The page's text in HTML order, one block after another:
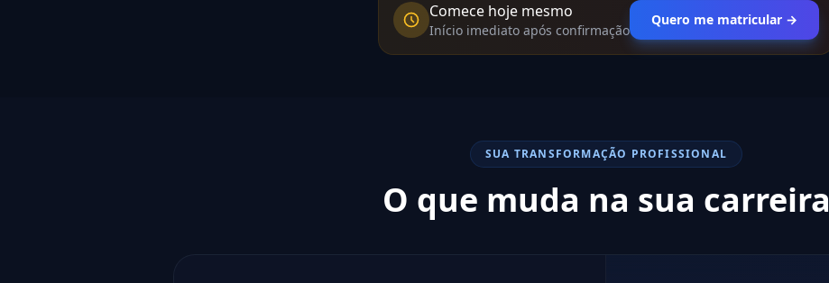
Comece hoje mesmo
Início imediato após confirmação
Quero me matricular →
SUA TRANSFORMAÇÃO PROFISSIONAL
O que muda na sua carreira